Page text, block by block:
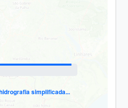
simplificada...